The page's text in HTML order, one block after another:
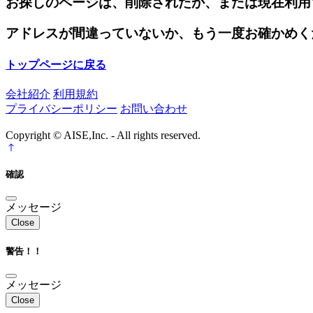
アドレスが間違っていないか、もう一度お確かめ
トップページに戻る
会社紹介 利用規約
プライバシーポリシー お問い合わせ
Copyright © AISE,Inc. - All rights reserved.
確認
メッセージ
Close
警告！！
メッセージ
Close